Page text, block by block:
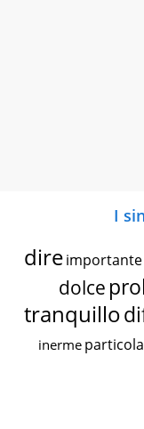
I
dire importante
dolce
tranquillo
inerme